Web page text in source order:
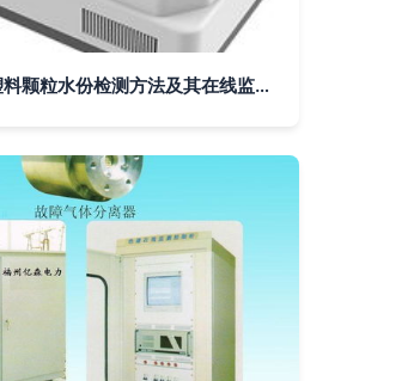
创新款触控屏塑料颗粒水份检测方法及其在线监测仪应用研究